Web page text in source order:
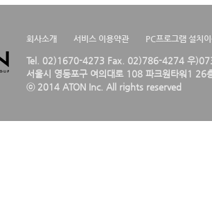
회사소개 서비스 이용약관 PC프로그램 설치
Tel. 02)1670-4273 Fax. 02)786-4274 우
서울시 영등포구 여의대로 108 파크원타워1 26
ⓒ 2014 ATON Inc. All rights reserved